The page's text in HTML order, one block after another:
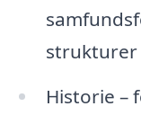
strukturer
Historie –